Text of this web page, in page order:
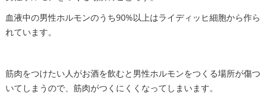
血液中の男性ホルモンのうち90%以上はライディッヒ細胞から作ら
れています。
筋肉をつけたい人がお酒を飲むと男性ホルモンをつくる場所が傷つ
いてしまうので、筋肉がつくにくくなってしまいます。